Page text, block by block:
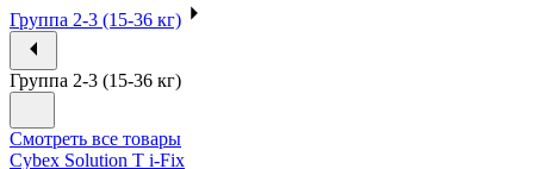
Группа 2-3 (15-36 кг)
Группа 2-3 (15-36 кг)
Смотреть все товары
Cybex Solution T i-Fix